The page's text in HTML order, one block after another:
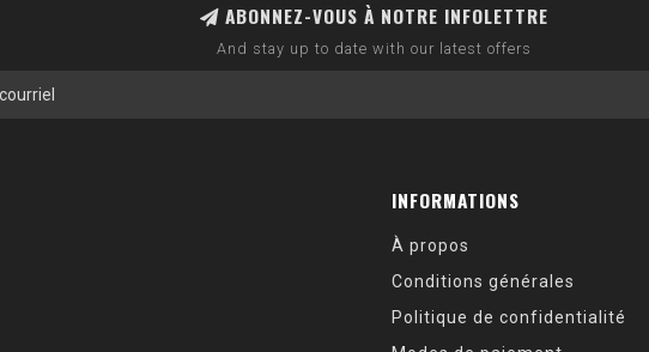
ABONNEZ-VOUS À NOTRE INFOLETTRE
And stay up to date with our latest offers
INFORMATIONS
À propos
Conditions générales
Politique de confidentialité